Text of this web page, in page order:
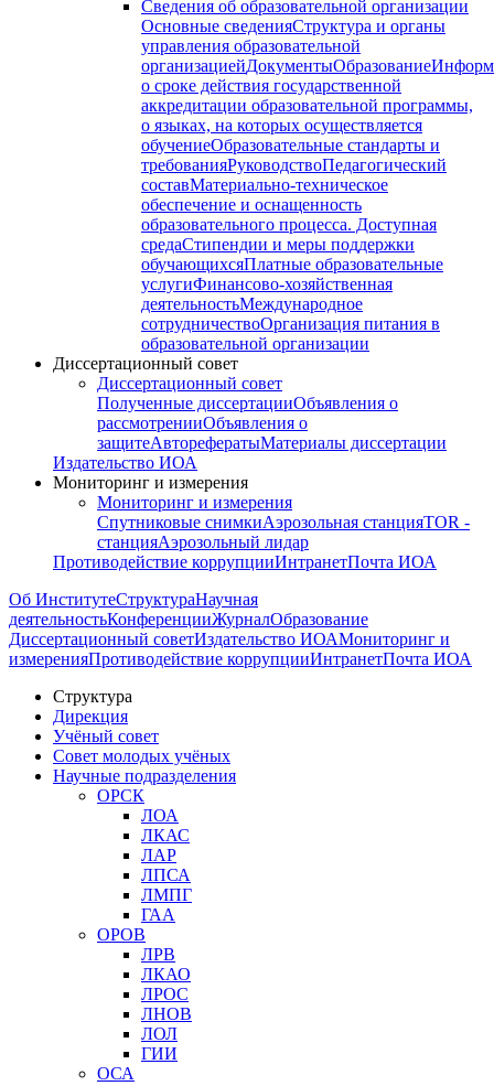
Сведения об образовательной организации
Основные сведенияСтруктура и органы
управления образовательной
организациейДокументыОбразование
о сроке действия государственной
аккредитации образовательной программы,
о языках, на которых осуществляется
обучениеОбразовательные стандарты и
требованияРуководствоПедагогический
составМатериально-техническое
обеспечение и оснащенность
образовательного процесса. Доступная
средаСтипендии и меры поддержки
обучающихсяПлатные образовательные
услугиФинансово-хозяйственная
деятельностьМеждународное
сотрудничествоОрганизация питания в
образовательной организации
Диссертационный совет
Диссертационный совет
Полученные диссертацииОбъявления о
рассмотренииОбъявления о
защитеАвторефератыМатериалы диссертации
Издательство ИОА
Мониторинг и измерения
Мониторинг и измерения
Спутниковые снимкиАэрозольная станцияTOR -
станцияАэрозольный лидар
Противодействие коррупцииИнтранетПочта ИОА
Об ИнститутеСтруктураНаучная
деятельностьКонференцииЖурналОбразование
Диссертационный советИздательство ИОАМониторинг и
измеренияПротиводействие коррупцииИнтранетПочта ИОА
Структура
Дирекция
Учёный совет
Совет молодых учёных
Научные подразделения
ОРСК
ЛОА
ЛКАС
ЛАР
ЛПСА
ЛМПГ
ГАА
ОРОВ
ЛРВ
ЛКАО
ЛРОС
ЛНОВ
ЛОЛ
ГИИ
ОСА